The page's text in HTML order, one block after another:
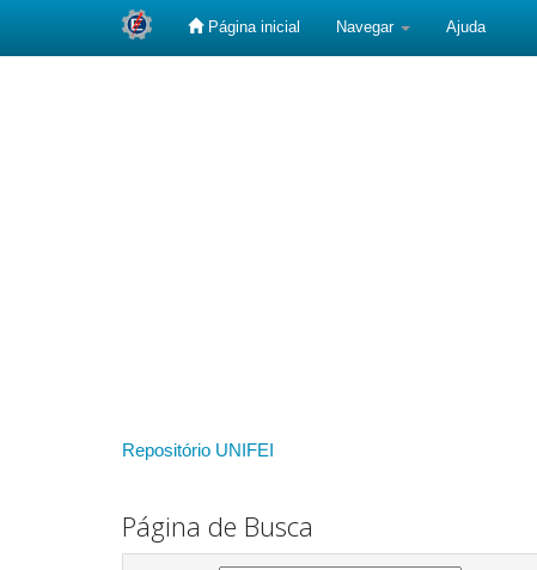
Página inicial Navegar Ajuda
Repositório UNIFEI
Página de Busca